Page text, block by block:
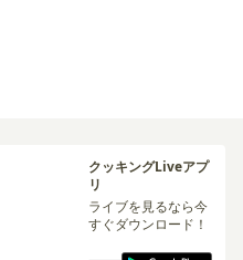
クッキングLiveアプ
リ
ライブを見るなら今
すぐダウンロード！